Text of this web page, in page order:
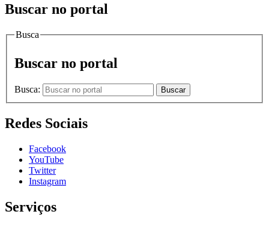
Buscar no portal
Busca
Buscar no portal
Busca: Buscar
Redes Sociais
Facebook
YouTube
Twitter
Instagram
Serviços